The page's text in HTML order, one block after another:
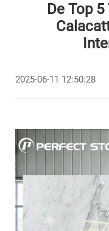
De Top
2025-06-11 12:50:28